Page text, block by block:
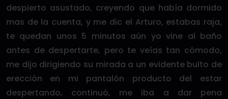
despierto asustado, creyendo que había dormido
mas de la cuenta, y me dic el Arturo, estabas raja,
te quedan unos 5 minutos aún yo vine al baño
antes de despertarte, pero te veías tan cómodo,
me dijo dirigiendo su mirada a un evidente bulto de
erección en mi pantalón producto del estar
despertando, continuó, me iba a dar pena